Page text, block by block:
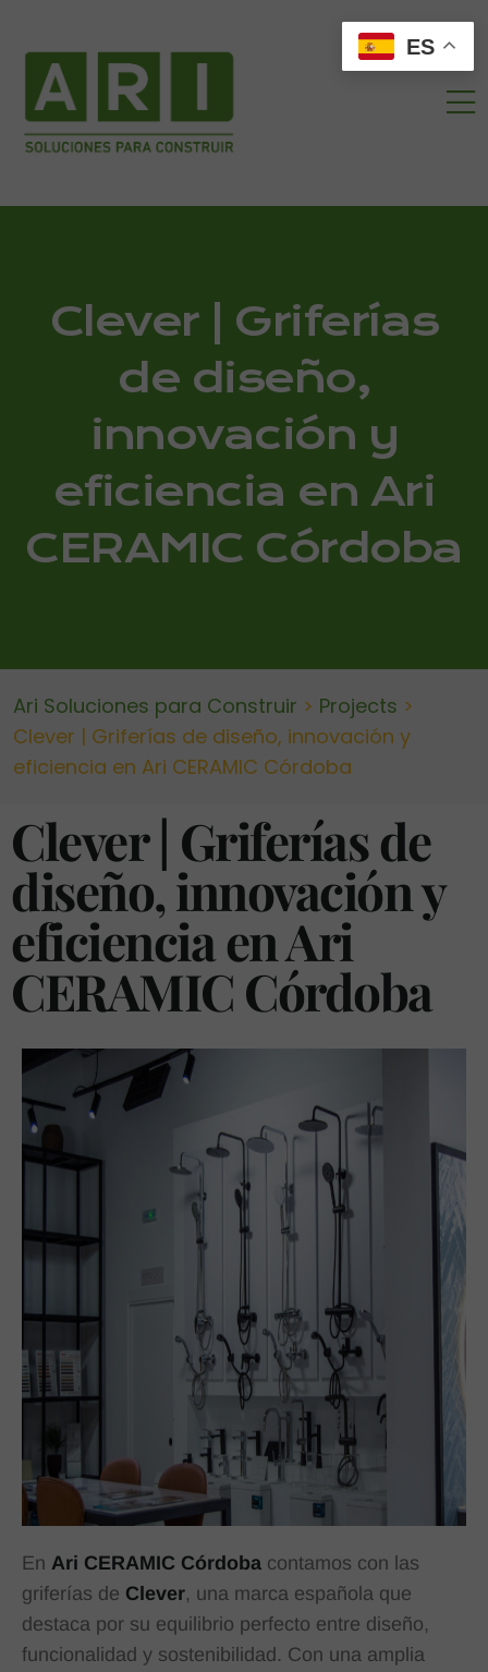
Clever | Griferías
de diseño,
innovación y
eficiencia en Ari
CERAMIC Córdoba
Ari Soluciones para Construir > Projects >
Clever | Griferías de diseño, innovación y
eficiencia en Ari CERAMIC Córdoba
Clever | Griferías de
diseño, innovación y
eficiencia en Ari
CERAMIC Córdoba
En Ari CERAMIC Córdoba contamos con las
griferías de Clever, una marca española que
destaca por su equilibrio perfecto entre diseño,
funcionalidad y sostenibilidad. Con una amplia
ES